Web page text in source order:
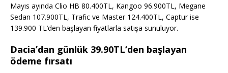
Mayıs ayında Clio HB 80.400TL, Kangoo 96.900TL, Megane
Sedan 107.900TL, Trafic ve Master 124.400TL, Captur ise
139.900 TL’den başlayan fiyatlarla satışa sunuluyor.
Dacia’dan günlük 39.90TL’den başlayan
ödeme fırsatı